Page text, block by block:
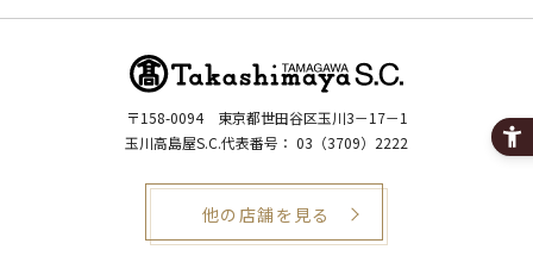
〒158-0094 東京都世田谷区玉川3－17－1
玉川高島屋S.C.代表番号： 03（3709）2222
他の店舗を見る